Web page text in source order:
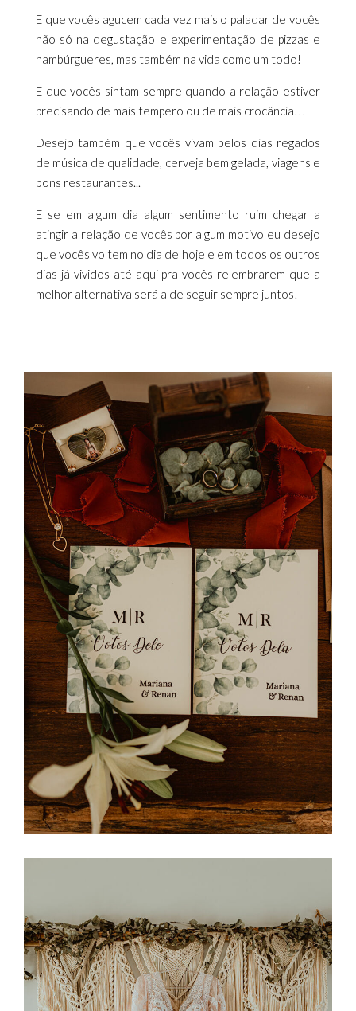
E que vocês agucem cada vez mais o paladar de vocês
não só na degustação e experimentação de pizzas e
hambúrgueres, mas também na vida como um todo!
E que vocês sintam sempre quando a relação estiver
precisando de mais tempero ou de mais crocância!!!
Desejo também que vocês vivam belos dias regados
de música de qualidade, cerveja bem gelada, viagens e
bons restaurantes...
E se em algum dia algum sentimento ruim chegar a
atingir a relação de vocês por algum motivo eu desejo
que vocês voltem no dia de hoje e em todos os outros
dias já vividos até aqui pra vocês relembrarem que a
melhor alternativa será a de seguir sempre juntos!